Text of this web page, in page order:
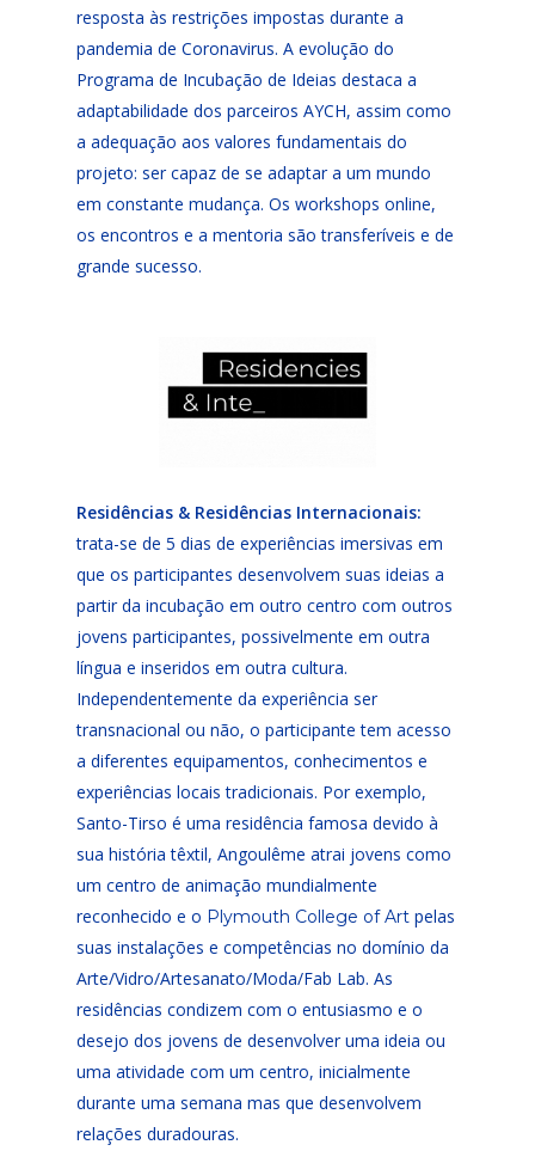
resposta às restrições impostas durante a
pandemia de Coronavirus. A evolução do
Programa de Incubação de Ideias destaca a
adaptabilidade dos parceiros AYCH, assim como
a adequação aos valores fundamentais do
projeto: ser capaz de se adaptar a um mundo
em constante mudança. Os workshops online,
os encontros e a mentoria são transferíveis e de
grande sucesso.
Residências & Residências Internacionais:
trata-se de 5 dias de experiências imersivas em
que os participantes desenvolvem suas ideias a
partir da incubação em outro centro com outros
jovens participantes, possivelmente em outra
língua e inseridos em outra cultura.
Independentemente da experiência ser
transnacional ou não, o participante tem acesso
a diferentes equipamentos, conhecimentos e
experiências locais tradicionais. Por exemplo,
Santo-Tirso é uma residência famosa devido à
sua história têxtil, Angoulême atrai jovens como
um centro de animação mundialmente
reconhecido e o Plymouth College of Art pelas
suas instalações e competências no domínio da
Arte/Vidro/Artesanato/Moda/Fab Lab. As
residências condizem com o entusiasmo e o
desejo dos jovens de desenvolver uma ideia ou
uma atividade com um centro, inicialmente
durante uma semana mas que desenvolvem
relações duradouras.